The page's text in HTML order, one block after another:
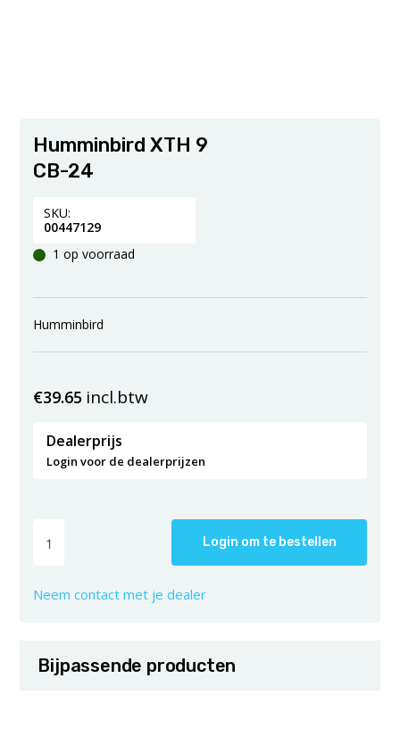
Humminbird XTH 9
CB-24
SKU:
00447129
1 op voorraad
Humminbird
€39.65 incl.btw
Dealerprijs
Login voor de dealerprijzen
Login om te bestellen
Neem contact met je dealer
Bijpassende producten